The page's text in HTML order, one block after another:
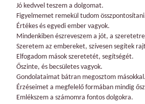
Jó kedvvel teszem a dolgomat.
Figyelmemet remekül tudom
Értékes és egyedi ember vagyok.
Mindenkiben észreveszem a jót, a
Szeretem az embereket, szívesen segítek
Elfogadom mások szeretetét, segítségét.
Őszinte, és becsületes vagyok.
Gondolataimat bátran megosztom másokkal.
Érzéseimet a megfelelő formában mindig
Emlékszem a számomra fontos dolgokra.